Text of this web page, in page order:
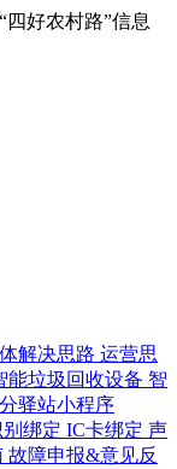
好农村路”信息
解决思路 运营思
能垃圾回收设备 智
驿站小程序
别绑定 IC卡绑定 声
故障申报&意见反